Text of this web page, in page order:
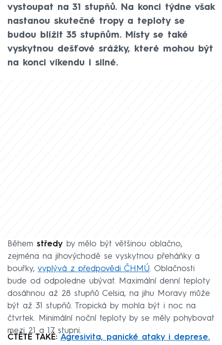
vystoupat na 31 stupňů. Na konci týdne však
nastanou skutečné tropy a teploty se
budou blížit 35 stupňům. Místy se také
vyskytnou dešťové srážky, které mohou být
na konci víkendu i silné.
Během středy by mělo být většinou oblačno,
zejména na jihovýchodě se vyskytnou přeháňky a
bouřky, vyplývá z předpovědi ČHMÚ. Oblačnosti
bude od odpoledne ubývat. Maximální denní teploty
dosáhnou až 28 stupňů Celsia, na jihu Moravy může
být až 31 stupňů. Tropická by mohla být i noc na
čtvrtek. Minimální noční teploty by se měly pohybovat
mezi 21 a 17 stupni.
ČTĚTE TAKÉ: Agresivita, panické ataky i deprese.